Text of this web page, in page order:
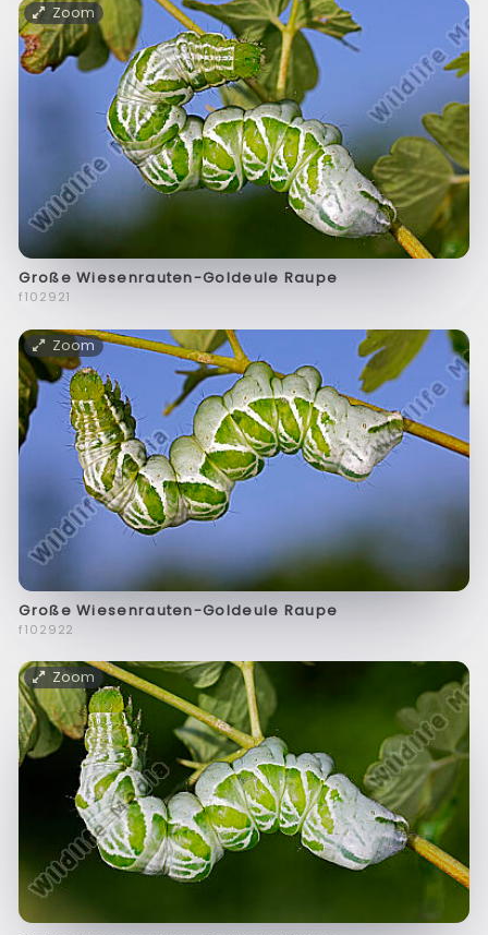
Zoom
Große Wiesenrauten-Goldeule Raupe
f102921
Zoom
Große Wiesenrauten-Goldeule Raupe
f102922
Zoom